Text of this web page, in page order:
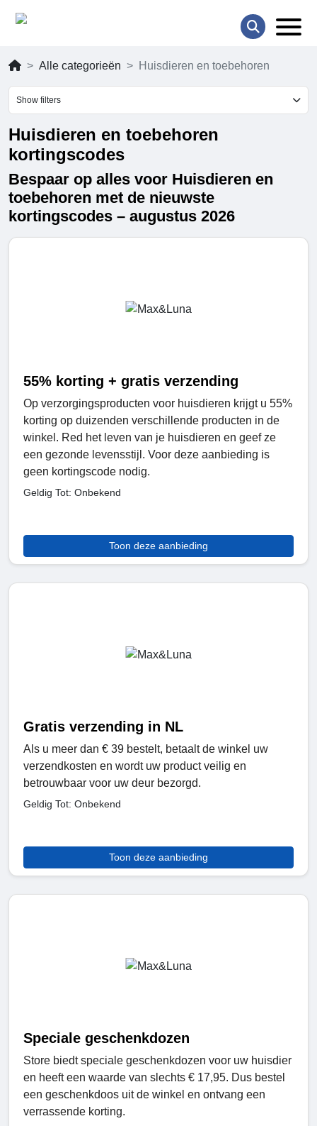
Alle categorieën Huisdieren en toebehoren
Show filters
Huisdieren en toebehoren
kortingscodes
Bespaar op alles voor Huisdieren en
toebehoren met de nieuwste
kortingscodes – augustus 2026
55% korting + gratis verzending
Op verzorgingsproducten voor huisdieren krijgt u 55%
korting op duizenden verschillende producten in de
winkel. Red het leven van je huisdieren en geef ze
een gezonde levensstijl. Voor deze aanbieding is
geen kortingscode nodig.
Geldig Tot: Onbekend
Toon deze aanbieding
Gratis verzending in NL
Als u meer dan € 39 bestelt, betaalt de winkel uw
verzendkosten en wordt uw product veilig en
betrouwbaar voor uw deur bezorgd.
Geldig Tot: Onbekend
Toon deze aanbieding
Speciale geschenkdozen
Store biedt speciale geschenkdozen voor uw huisdier
en heeft een waarde van slechts € 17,95. Dus bestel
een geschenkdoos uit de winkel en ontvang een
verrassende korting.